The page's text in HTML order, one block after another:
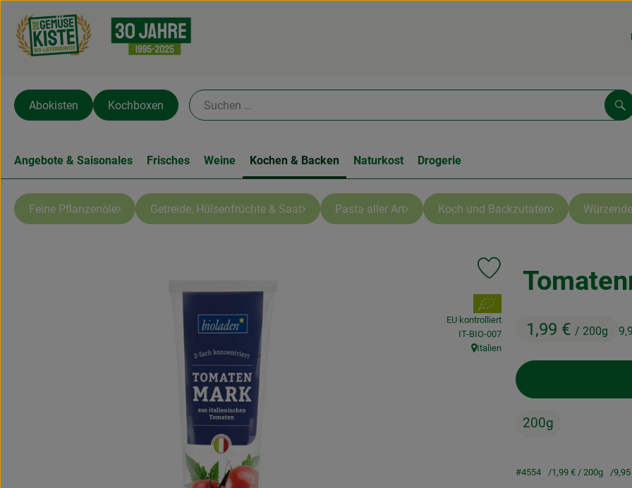
Abokisten Kochboxen
Angebote & Saisonales Frisches Weine Kochen & Backen Naturkost Drogerie
Feine Pflanzenöle Getreide, Hülsenfrüchte & Saat Pasta aller Art Koch und Backzutaten
1,99 € / 200g
Produkt zu Favouriten hinzufügen
, Verband:
EU kontrolliert
, Kontrollstelle:
IT-BIO-007
, Herkunft:
Italien
200g
#4554 1,99 € / 200g